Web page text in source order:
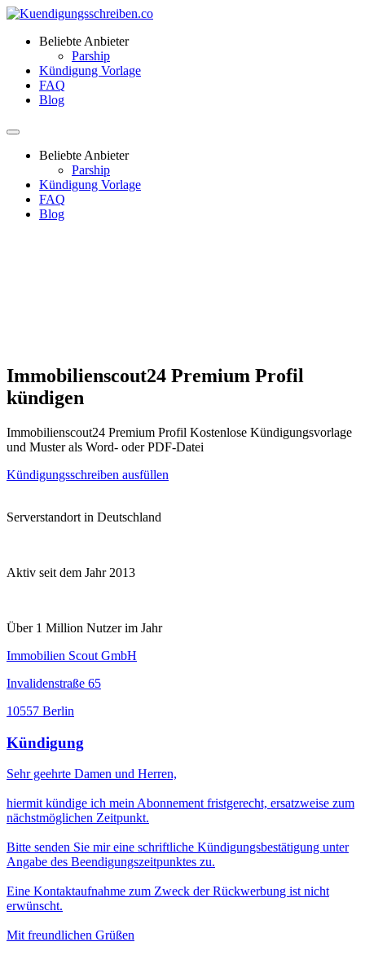
Beliebte Anbieter
Parship
Kündigung Vorlage
FAQ
Blog
Beliebte Anbieter
Parship
Kündigung Vorlage
FAQ
Blog
Immobilienscout24 Premium Profil
kündigen
Immobilienscout24 Premium Profil Kostenlose Kündigungsvorlage
und Muster als Word- oder PDF-Datei
Kündigungsschreiben ausfüllen
Serverstandort in Deutschland
Aktiv seit dem Jahr 2013
Über 1 Million Nutzer im Jahr
Immobilien Scout GmbH
Invalidenstraße 65
10557 Berlin
Kündigung
Sehr geehrte Damen und Herren,
hiermit kündige ich mein Abonnement fristgerecht, ersatzweise zum
nächstmöglichen Zeitpunkt.
Bitte senden Sie mir eine schriftliche Kündigungsbestätigung unter
Angabe des Beendigungszeitpunktes zu.
Eine Kontaktaufnahme zum Zweck der Rückwerbung ist nicht
erwünscht.
Mit freundlichen Grüßen